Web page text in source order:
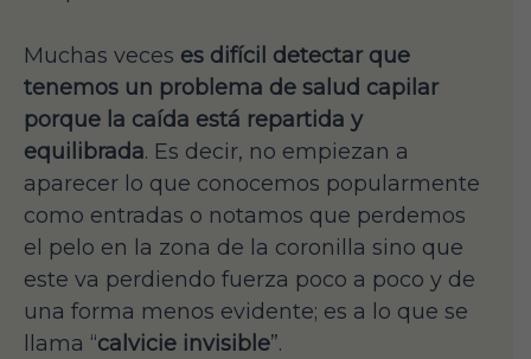
Muchas veces es difícil detectar que
tenemos un problema de salud capilar
porque la caída está repartida y
equilibrada. Es decir, no empiezan a
aparecer lo que conocemos popularmente
como entradas o notamos que perdemos
el pelo en la zona de la coronilla sino que
este va perdiendo fuerza poco a poco y de
una forma menos evidente; es a lo que se
llama “calvicie invisible”.